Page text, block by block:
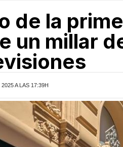
de la
un millar
A LAS 17:39H